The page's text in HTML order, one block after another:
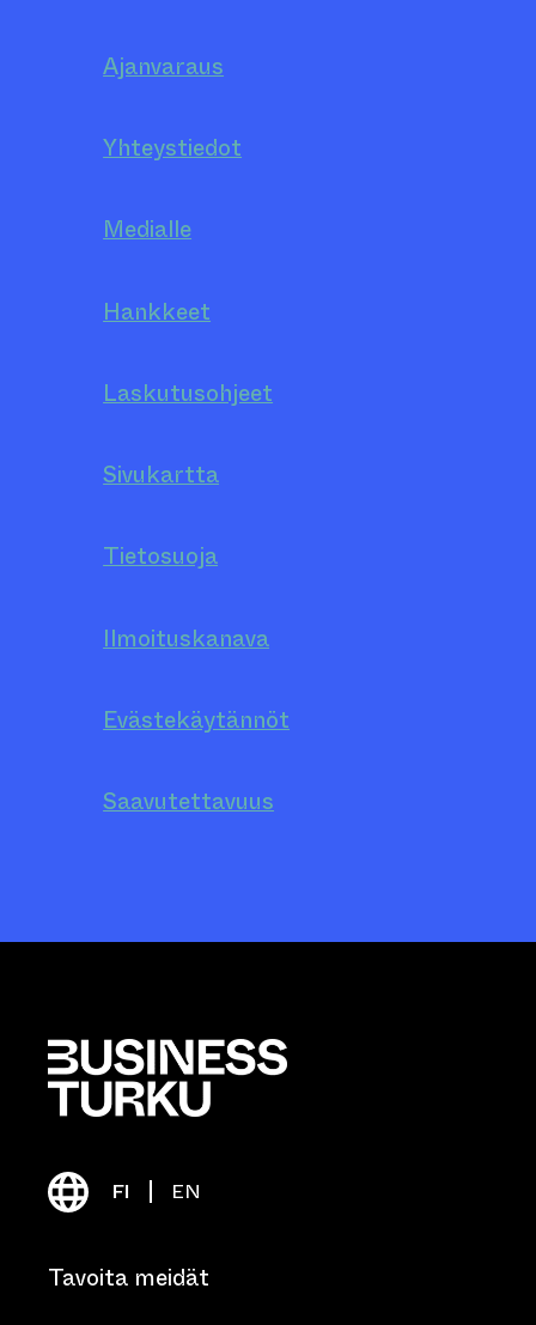
Ajanvaraus
Yhteystiedot
Medialle
Hankkeet
Laskutusohjeet
Sivukartta
Tietosuoja
Ilmoituskanava
Evästekäytännöt
Saavutettavuus
FI EN
Tavoita meidät